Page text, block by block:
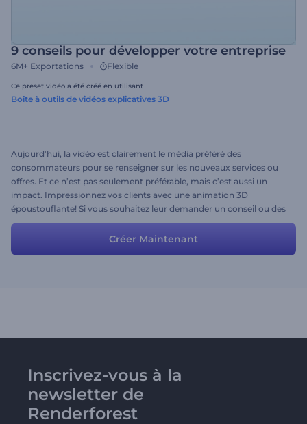
9 conseils pour développer votre entreprise
6M+ Exportations Flexible
Ce preset vidéo a été créé en utilisant
Boîte à outils de vidéos explicatives 3D
Aujourd'hui, la vidéo est clairement le média préféré des
consommateurs pour se renseigner sur les nouveaux services ou
offres. Et ce n’est pas seulement préférable, mais c’est aussi un
impact. Impressionnez vos clients avec une animation 3D
époustouflante! Si vous souhaitez leur demander un conseil ou des
conseils utiles, cette histoire toute faite est ce dont vous avez
besoin. Ajustez-le pour créer votre propre vidéo utile et regardez le
boom de l'engagement de votre page!
Créer Maintenant
Inscrivez-vous à la
newsletter de
Renderforest